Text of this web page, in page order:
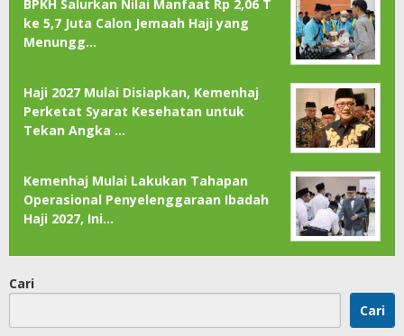
BPKH Salurkan Nilai Manfaat Rp 2,06 T
ke 5,7 Juta Calon Jemaah Haji yang
Menungg…
Haji 2027 Mulai Disiapkan, Kemenhaj
Perketat Syarat Kesehatan untuk
Tekan Angka …
Kemenhaj Mulai Lakukan Tahapan
Operasional Penyelenggaraan Ibadah
Haji 2027, Ini…
Cari
Cari